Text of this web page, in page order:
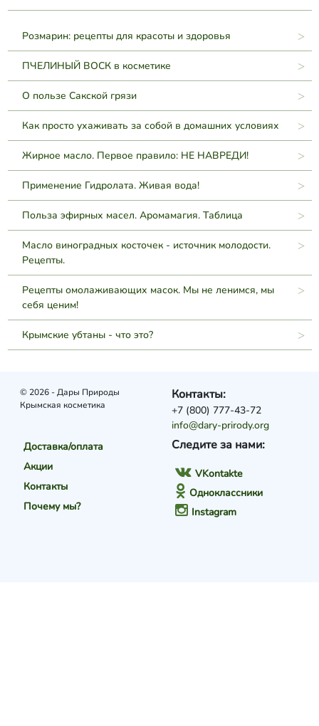
Розмарин: рецепты для красоты и здоровья
ПЧЕЛИНЫЙ ВОСК в косметике
О пользе Сакской грязи
Как просто ухаживать за собой в домашних условиях
Жирное масло. Первое правило: НЕ НАВРЕДИ!
Применение Гидролата. Живая вода!
Польза эфирных масел. Аромамагия. Таблица
Масло виноградных косточек - источник молодости.
Рецепты.
Рецепты омолаживающих масок. Мы не ленимся, мы
себя ценим!
Крымские убтаны - что это?
© 2026 - Дары Природы
Крымская косметика
Доставка/оплата
Акции
Контакты
Почему мы?
Следите за нами:
VKontakte
Одноклассники
Instagram
Контакты:
+7 (800) 777-43-72
info@dary-prirody.org